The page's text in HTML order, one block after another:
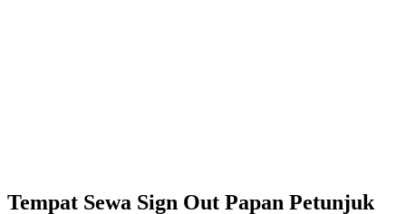
Tempat Sewa Sign Out Papan Petunjuk